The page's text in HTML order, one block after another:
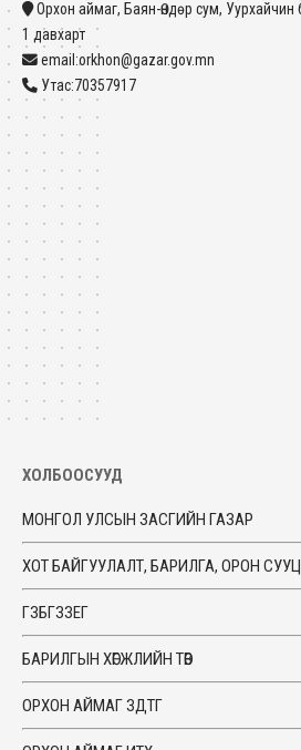
Орхон аймаг, Баян-Өндөр сум, Уурхайчин
1 давхарт
email:orkhon@gazar.gov.mn
Утас:70357917
ХОЛБООСУУД
МОНГОЛ УЛСЫН ЗАСГИЙН ГАЗАР
ХОТ БАЙГУУЛАЛТ, БАРИЛГА, ОРОН
ГЗБГЗЗЕГ
БАРИЛГЫН ХӨГЖЛИЙН ТӨВ
ОРХОН АЙМАГ ЗДТГ